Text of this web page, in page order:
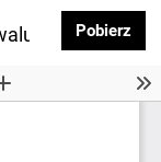
Pobierz